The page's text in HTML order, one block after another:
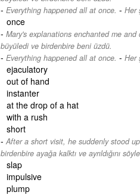
Everything happened all at once. - Her
once
Mary's explanations enchanted me
büyüledi ve birdenbire beni üzdü.
Everything happened all at once. - Her
ejaculatory
out of hand
instanter
at the drop of a hat
with a rush
short
After a short visit, he suddenly stood
birdenbire ayağa kalktı ve ayrıldığını
slap
impulsive
plump